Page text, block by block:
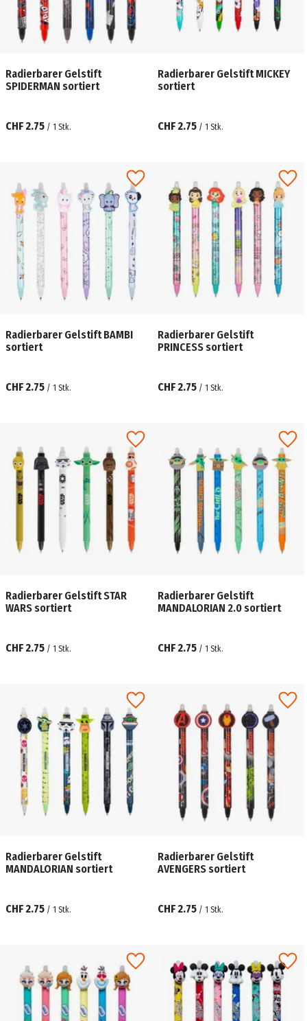
Radierbarer Gelstift
SPIDERMAN sortiert
CHF 2.75 / 1 Stk.
Radierbarer Gelstift MICKEY
sortiert
CHF 2.75 / 1 Stk.
Radierbarer Gelstift BAMBI
sortiert
CHF 2.75 / 1 Stk.
Radierbarer Gelstift
PRINCESS sortiert
CHF 2.75 / 1 Stk.
Radierbarer Gelstift STAR
WARS sortiert
CHF 2.75 / 1 Stk.
Radierbarer Gelstift
MANDALORIAN 2.0 sortiert
CHF 2.75 / 1 Stk.
Radierbarer Gelstift
MANDALORIAN sortiert
CHF 2.75 / 1 Stk.
Radierbarer Gelstift
AVENGERS sortiert
CHF 2.75 / 1 Stk.